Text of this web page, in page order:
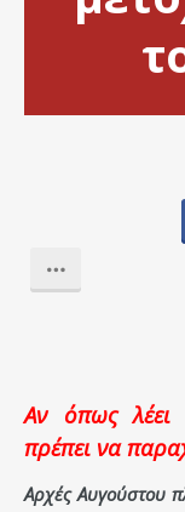
Αν όπως λέει
πρέπει να
Αρχές Αυγούστου